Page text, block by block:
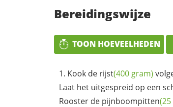
Bereidingswijze
TOON HOEVEELHEDEN
Kook de rijst(400 gram)
Laat het uitgespreid op een
Rooster de pijnboompitten